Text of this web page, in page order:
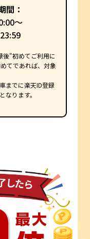
間：
～
後"初めてご利用に
てであれば、対象
までに楽天ID登録
なります。